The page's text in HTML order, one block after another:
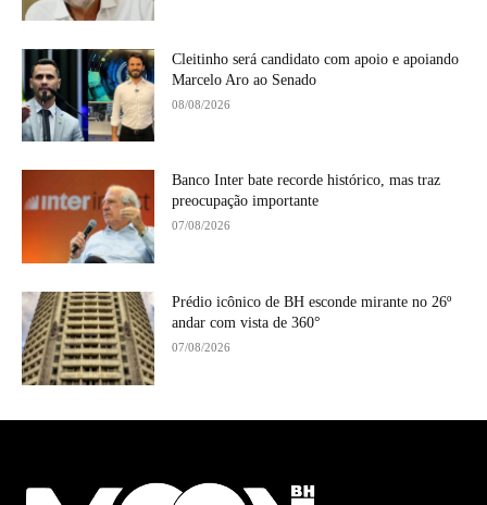
Cleitinho será candidato com apoio e apoiando
Marcelo Aro ao Senado
08/08/2026
Banco Inter bate recorde histórico, mas traz
preocupação importante
07/08/2026
Prédio icônico de BH esconde mirante no 26º
andar com vista de 360°
07/08/2026